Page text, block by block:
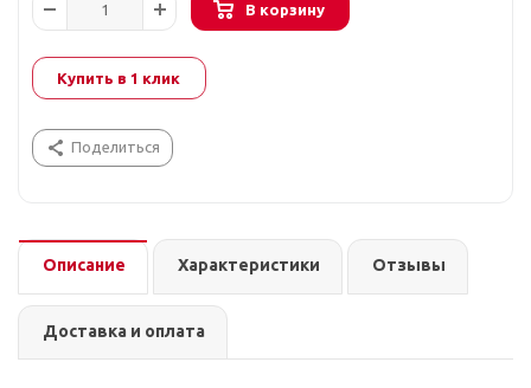
В корзину
Купить в 1 клик
Поделиться
Описание Характеристики Отзывы
Доставка и оплата